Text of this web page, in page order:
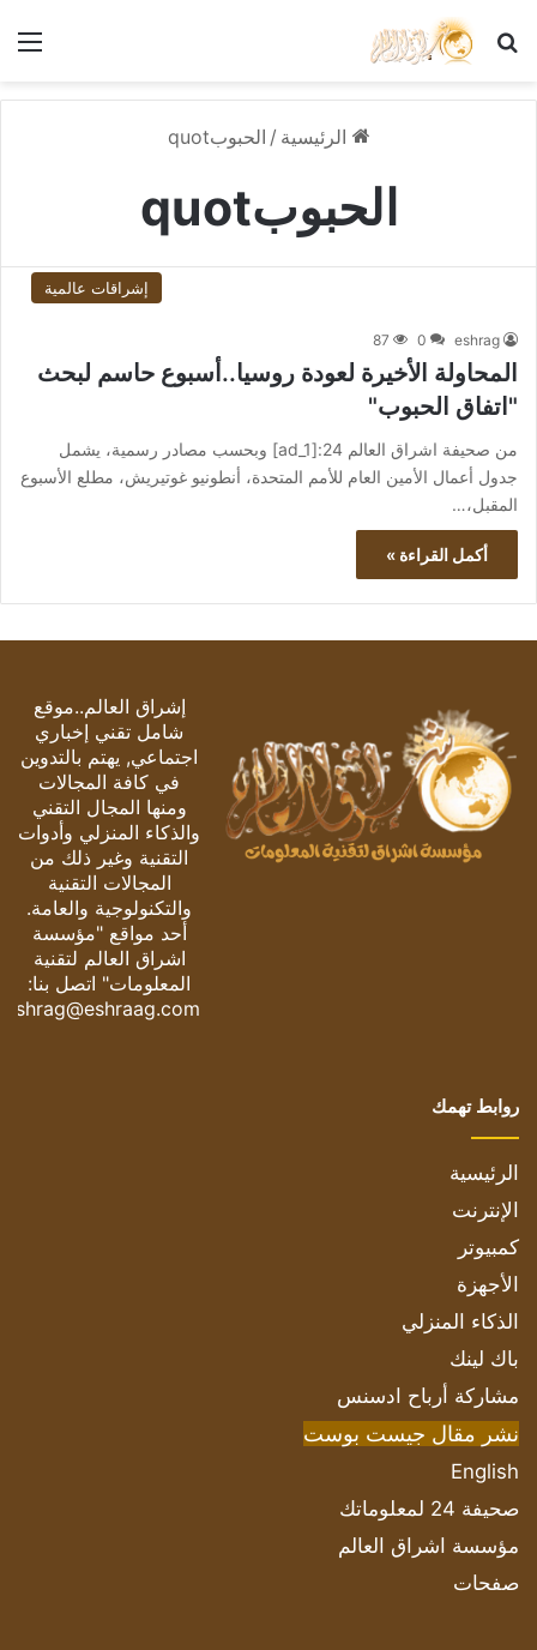
بحث عن
الرئيسية / الحبوبquot
الحبوبquot
إشراقات عالمية
eshrag
0
87
المحاولة الأخيرة لعودة روسيا..أسبوع حاسم لبحث
"اتفاق الحبوب"
من صحيفة اشراق العالم 24:[ad_1] وبحسب مصادر رسمية، يشمل
جدول أعمال الأمين العام للأمم المتحدة، أنطونيو غوتيريش، مطلع الأسبوع
المقبل،…
أكمل القراءة »
إشراق العالم..موقع
شامل تقني إخباري
اجتماعي, يهتم بالتدوين
في كافة المجالات
ومنها المجال التقني
والذكاء المنزلي وأدوات
التقنية وغير ذلك من
المجالات التقنية
والتكنولوجية والعامة.
أحد مواقع "مؤسسة
اشراق العالم لتقنية
المعلومات" اتصل بنا:
eshrag@eshraag.com
روابط تهمك
الرئيسية
الإنترنت
كمبيوتر
الأجهزة
الذكاء المنزلي
باك لينك
مشاركة أرباح ادسنس
نشر مقال جيست بوست
English
صحيفة 24 لمعلوماتك
مؤسسة اشراق العالم
صفحات